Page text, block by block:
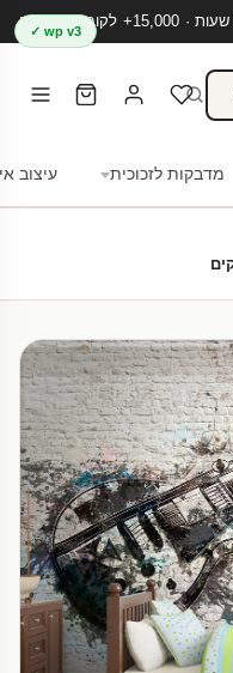
מדבקות לזכוכית עיצוב
wp v3 ✓